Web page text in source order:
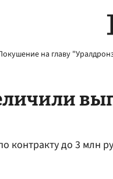
на главу
контракту до 3 млн